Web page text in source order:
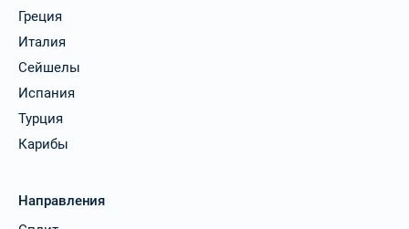
Греция
Италия
Сейшелы
Испания
Турция
Карибы
Направления